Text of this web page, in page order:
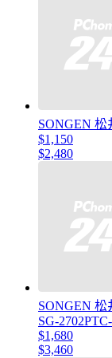
SONGEN 松
$1,150
$2,480
SONGEN
SG-
$1,680
$3,460